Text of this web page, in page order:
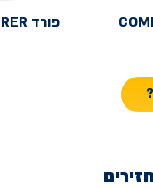
פורד